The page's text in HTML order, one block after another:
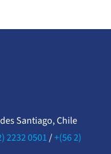
Santiago, Chile
2232 0501/+(56 2)